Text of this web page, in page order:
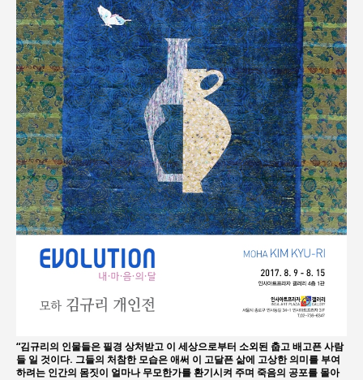
“김규리의 인물들은 필경 상처받고 이 세상으로부터 소외된 춥고 배고픈 사람
들 일 것이다. 그들의 처참한 모습은 애써 이 고달픈 삶에 고상한 의미를 부여
하려는 인간의 몸짓이 얼마나 무모한가를 환기시켜 주며 죽음의 공포를 몰아